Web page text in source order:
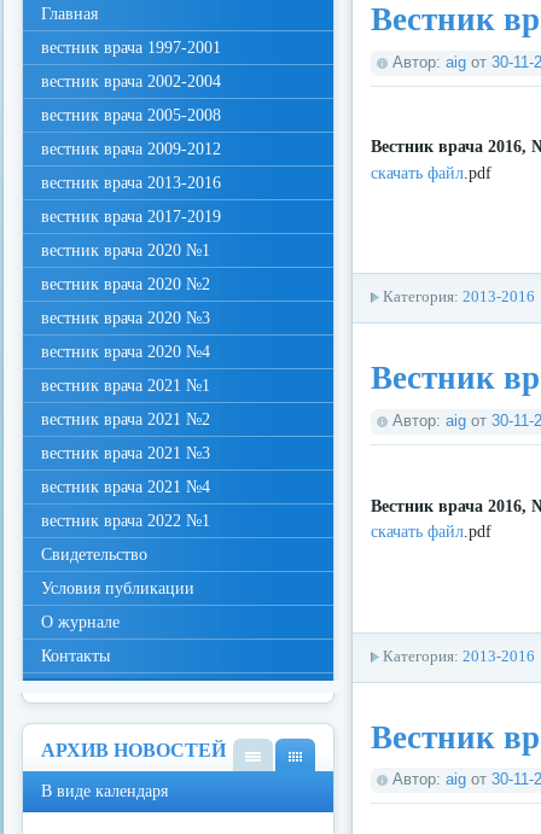
Вестник
Автор: aig от 30-11-
Вестник врача 2016,
скачать файл .pdf
Категория: 2013-2016
Вестник
Автор: aig от 30-11-
Вестник врача 2016,
скачать файл.pdf
Категория: 2013-2016
Вестник
Автор: aig от 30-11-
Главная
вестник врача 1997-2001
вестник врача 2002-2004
вестник врача 2005-2008
вестник врача 2009-2012
вестник врача 2013-2016
вестник врача 2017-2019
вестник врача 2020 №1
вестник врача 2020 №2
вестник врача 2020 №3
вестник врача 2020 №4
вестник врача 2021 №1
вестник врача 2021 №2
вестник врача 2021 №3
вестник врача 2021 №4
вестник врача 2022 №1
Свидетельство
Условия публикации
О журнале
Контакты
АРХИВ НОВОСТЕЙ
В виде календаря